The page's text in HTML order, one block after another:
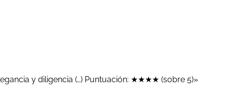
y diligencia (…) Puntuación: ★★★★ (sobre 5)»